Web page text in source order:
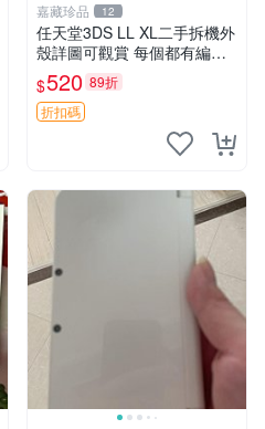
嘉藏珍品 12
任天堂3DS LL XL二手拆機外
殼詳圖可觀賞 每個都有編號
發貨 3DS LL XL 外殼 二手 數
字intégrité
$520 89折
折扣碼